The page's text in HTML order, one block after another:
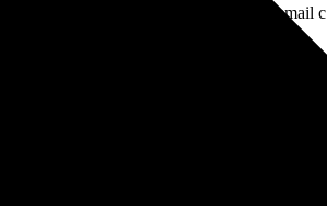
оплаты получите подтверждение на email с
описанием заказа. Когда отправим заказ